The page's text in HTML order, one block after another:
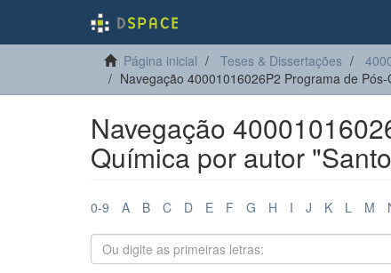
Página inicial Teses & Dissertações
Navegação 40001016026P2 Programa de
Navegação
Química por autor
0-9 A B C D E F G H I J K L M